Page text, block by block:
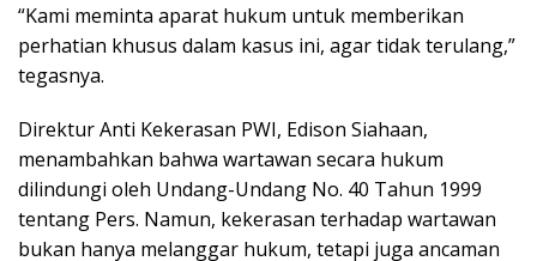
“Kami meminta aparat hukum untuk memberikan
perhatian khusus dalam kasus ini, agar tidak terulang,”
tegasnya.
Direktur Anti Kekerasan PWI, Edison Siahaan,
menambahkan bahwa wartawan secara hukum
dilindungi oleh Undang-Undang No. 40 Tahun 1999
tentang Pers. Namun, kekerasan terhadap wartawan
bukan hanya melanggar hukum, tetapi juga ancaman